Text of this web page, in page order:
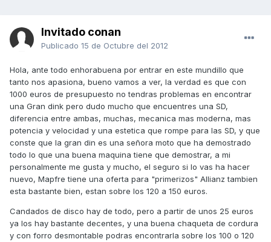
Invitado conan
Publicado 15 de Octubre del 2012
Hola, ante todo enhorabuena por entrar en este mundillo que
tanto nos apasiona, bueno vamos a ver, la verdad es que con
1000 euros de presupuesto no tendras problemas en encontrar
una Gran dink pero dudo mucho que encuentres una SD,
diferencia entre ambas, muchas, mecanica mas moderna, mas
potencia y velocidad y una estetica que rompe para las SD, y que
conste que la gran din es una señora moto que ha demostrado
todo lo que una buena maquina tiene que demostrar, a mi
personalmente me gusta y mucho, el seguro si lo vas ha hacer
nuevo, Mapfre tiene una oferta para "primerizos" Allianz tambien
esta bastante bien, estan sobre los 120 a 150 euros.
Candados de disco hay de todo, pero a partir de unos 25 euros
ya los hay bastante decentes, y una buena chaqueta de cordura
y con forro desmontable podras encontrarla sobre los 100 o 120